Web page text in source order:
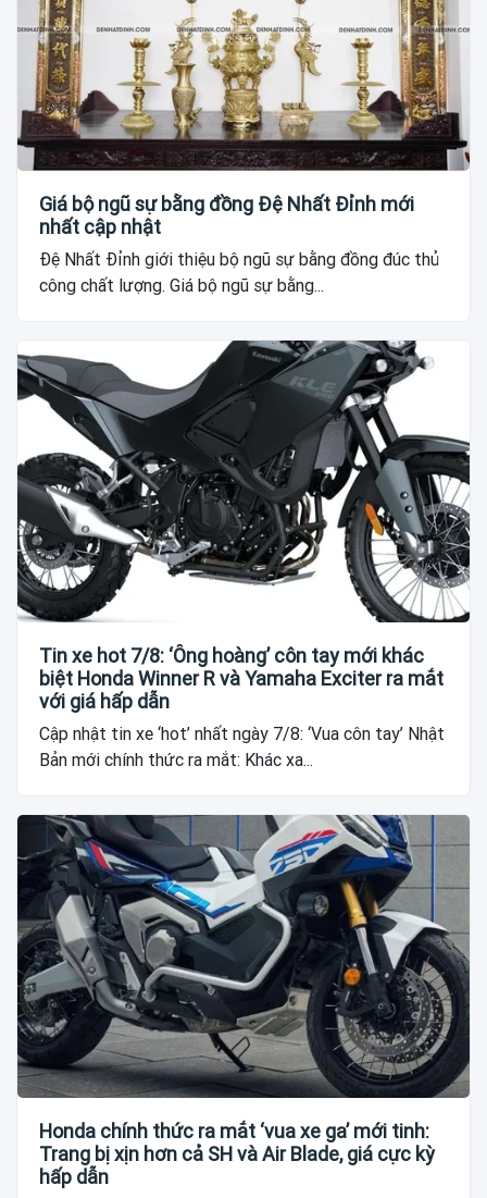
Giá bộ ngũ sự bằng đồng Đệ Nhất Đỉnh mới
nhất cập nhật
Đệ Nhất Đỉnh giới thiệu bộ ngũ sự bằng đồng đúc thủ
công chất lượng. Giá bộ ngũ sự bằng...
Tin xe hot 7/8: ‘Ông hoàng’ côn tay mới khác
biệt Honda Winner R và Yamaha Exciter ra mắt
với giá hấp dẫn
Cập nhật tin xe ‘hot’ nhất ngày 7/8: ‘Vua côn tay’ Nhật
Bản mới chính thức ra mắt: Khác xa...
Honda chính thức ra mắt ‘vua xe ga’ mới tinh:
Trang bị xịn hơn cả SH và Air Blade, giá cực kỳ
hấp dẫn